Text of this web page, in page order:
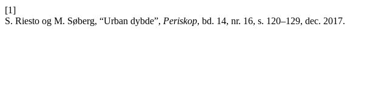
[1]
S. Riesto og M. Søberg, “Urban dybde”, Periskop, bd. 14, nr. 16, s. 120–129, dec. 2017.